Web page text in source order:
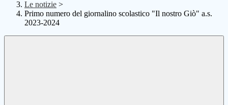
Le notizie >
Primo numero del giornalino scolastico "Il nostro Giò" a.s.
2023-2024